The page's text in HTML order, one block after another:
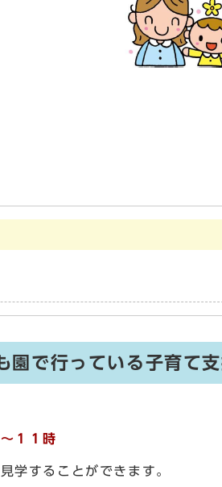
園で行っている子育て
１１時
することができます。